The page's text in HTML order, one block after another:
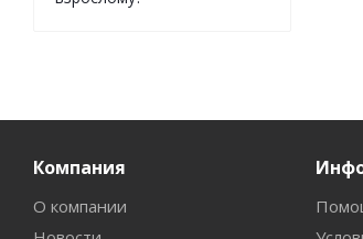
Компания
О компании